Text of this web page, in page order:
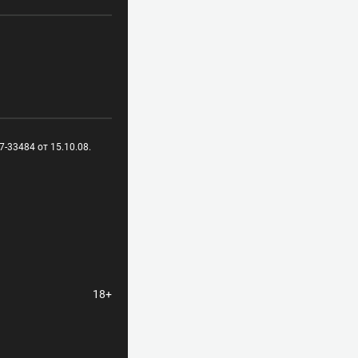
33484 от 15.10.08.
18+